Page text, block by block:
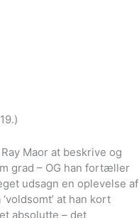
Maor at beskrive og
grad – OG han fortæller
udsagn en oplevelse af
at han kort
absolutte – det